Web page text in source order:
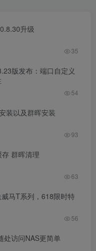
升级
35
版发布：端口自定义
54
装以及群晖安装
93
群晖清理
63
马T系列，618限时特
56
处访问NAS更简单